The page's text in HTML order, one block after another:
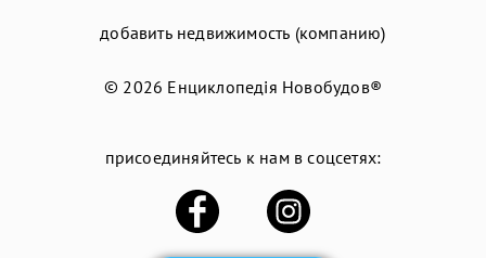
добавить недвижимость (компанию)
© 2026 Енциклопедія Новобудов®
присоединяйтесь к нам в соцсетях: